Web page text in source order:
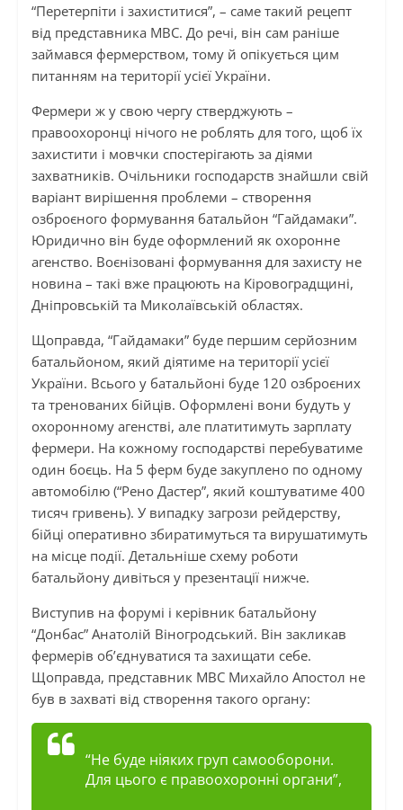
“Перетерпіти і захиститися”, – саме такий рецепт
від представника МВС. До речі, він сам раніше
займався фермерством, тому й опікується цим
питанням на території усієї України.
Фермери ж у свою чергу стверджують –
правоохоронці нічого не роблять для того, щоб їх
захистити і мовчки спостерігають за діями
захватників. Очільники господарств знайшли свій
варіант вирішення проблеми – створення
озброєного формування батальйон “Гайдамаки”.
Юридично він буде оформлений як охоронне
агенство. Воєнізовані формування для захисту не
новина – такі вже працюють на Кіровоградщині,
Дніпровській та Миколаївській областях.
Щоправда, “Гайдамаки” буде першим серйозним
батальйоном, який діятиме на території усієї
України. Всього у батальйоні буде 120 озброєних
та тренованих бійців. Оформлені вони будуть у
охоронному агенстві, але платитимуть зарплату
фермери. На кожному господарстві перебуватиме
один боєць. На 5 ферм буде закуплено по одному
автомобілю (“Рено Дастер”, який коштуватиме 400
тисяч гривень). У випадку загрози рейдерству,
бійці оперативно збиратимуться та вирушатимуть
на місце події. Детальніше схему роботи
батальйону дивіться у презентації нижче.
Виступив на форумі і керівник батальйону
“Донбас” Анатолій Віногродський. Він закликав
фермерів об’єднуватися та захищати себе.
Щоправда, представник МВС Михайло Апостол не
був в захваті від створення такого органу:
“Не буде ніяких груп самооборони.
Для цього є правоохоронні органи”,